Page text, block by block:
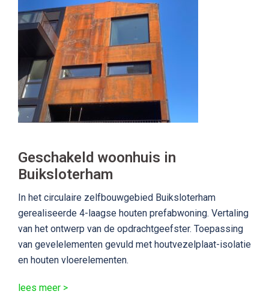
Geschakeld woonhuis in
Buiksloterham
In het circulaire zelfbouwgebied Buiksloterham
gerealiseerde 4-laagse houten prefabwoning. Vertaling
van het ontwerp van de opdrachtgeefster. Toepassing
van gevelelementen gevuld met houtvezelplaat-isolatie
en houten vloerelementen.
lees meer >